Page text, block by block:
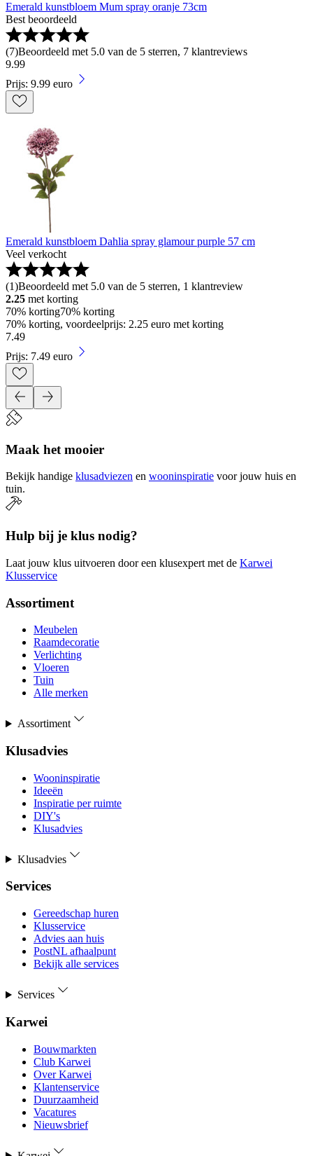
Emerald kunstbloem Mum spray oranje 73cm
Best beoordeeld
(7)Beoordeeld met 5.0 van de 5 sterren, 7 klantreviews
9.99
Prijs: 9.99 euro
Emerald kunstbloem Dahlia spray glamour purple 57 cm
Veel verkocht
(1)Beoordeeld met 5.0 van de 5 sterren, 1 klantreview
2.25 met korting
70% korting70% korting
70% korting, voordeelprijs: 2.25 euro met korting
7.49
Prijs: 7.49 euro
Maak het mooier
Bekijk handige klusadviezen en wooninspiratie voor jouw huis en
tuin.
Hulp bij je klus nodig?
Laat jouw klus uitvoeren door een klusexpert met de Karwei
Klusservice
Assortiment
Meubelen
Raamdecoratie
Verlichting
Vloeren
Tuin
Alle merken
Assortiment
Klusadvies
Wooninspiratie
Ideeën
Inspiratie per ruimte
DIY's
Klusadvies
Klusadvies
Services
Gereedschap huren
Klusservice
Advies aan huis
PostNL afhaalpunt
Bekijk alle services
Services
Karwei
Bouwmarkten
Club Karwei
Over Karwei
Klantenservice
Duurzaamheid
Vacatures
Nieuwsbrief